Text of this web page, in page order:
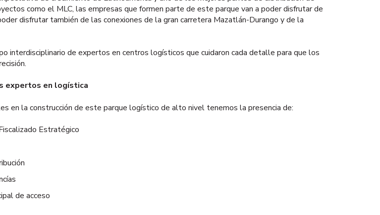
como el MLC, las empresas que formen parte de este parque van a poder disfrutar de
disfrutar también de las conexiones de la gran carretera Mazatlán-Durango y de la
interdisciplinario de expertos en centros logísticos que cuidaron cada detalle para que los
expertos en logística
en la construcción de este parque logístico de alto nivel tenemos la presencia de:
Estratégico
de acceso